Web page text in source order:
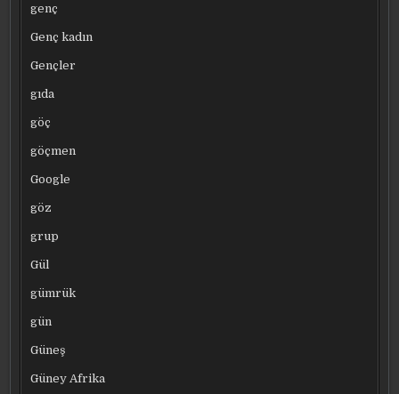
genç
Genç kadın
Gençler
gıda
göç
göçmen
Google
göz
grup
Gül
gümrük
gün
Güneş
Güney Afrika